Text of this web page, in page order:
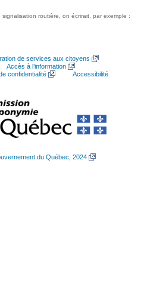
routière, on écrirait, par exemple :
de services aux citoyens
Accès à l’information
confidentialité
Accessibilité
du Québec, 2024